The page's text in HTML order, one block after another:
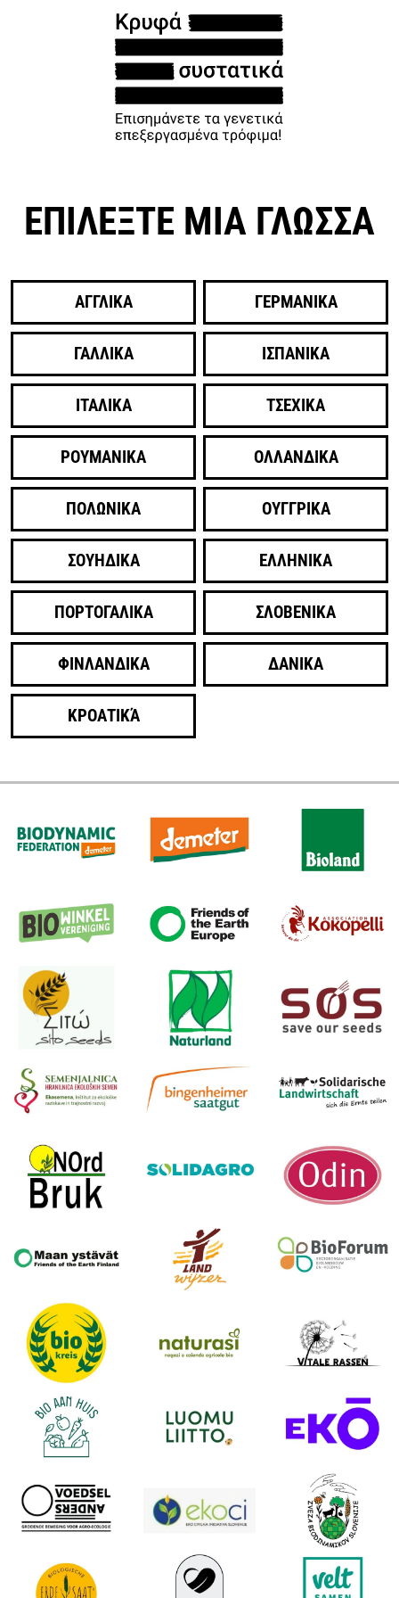
ΕΠΙΛΕΞΤΕ ΜΙΑ ΓΛΩΣΣΑ
ΑΓΓΛΙΚΑ ΓΕΡΜΑΝΙΚΑ
ΓΑΛΛΙΚΑ ΙΣΠΑΝΙΚΑ
ΙΤΑΛΙΚΑ ΤΣΕΧΙΚΑ
ΡΟΥΜΑΝΙΚΑ ΟΛΛΑΝΔΙΚΑ
ΠΟΛΩΝΙΚΑ ΟΥΓΓΡΙΚΑ
ΣΟΥΗΔΙΚΑ ΕΛΛΗΝΙΚΑ
ΠΟΡΤΟΓΑΛΙΚΑ ΣΛΟΒΕΝΙΚΑ
ΦΙΝΛΑΝΔΙΚΑ ΔΑΝΙΚΑ
ΚΡΟΑΤΙΚΆ